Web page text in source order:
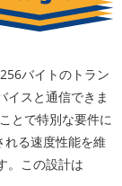
バイトのトラン
イスと通信できま
とで特別な要件に
れる速度性能を維
。この設計は